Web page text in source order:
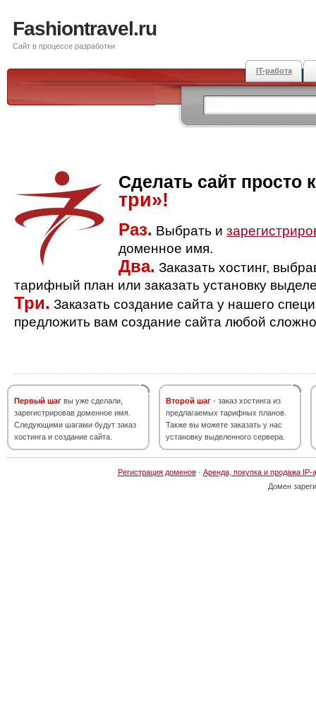
Fashiontravel.ru
Сайт в процессе разработки
IT-работа
Сделать сайт просто
три»!
Раз. Выбрать и
доменное имя.
Два. Заказать хостинг,
тарифный план или заказать установку
Три. Заказать создание сайта у нашего
предложить вам создание сайта любой
Первый шаг вы уже сделали,
зарегистрировав доменное имя.
Следующими шагами будут заказ
хостинга и создание сайта.
Второй шаг - заказ хостинга из
предлагаемых тарифных планов.
Также вы можете заказать у нас
установку выделенного сервера.
Регистрация доменов· Аренда, покупка и продажа IP-
Домен